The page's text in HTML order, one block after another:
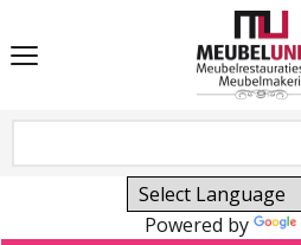
Powered by